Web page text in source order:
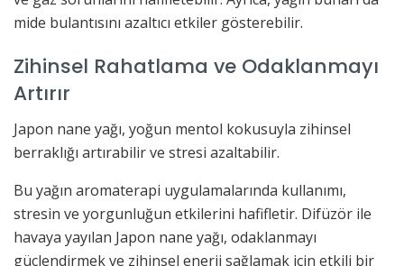
mide bulantısını azaltıcı etkiler gösterebilir.
Zihinsel Rahatlama ve Odaklanmayı
Artırır
Japon nane yağı, yoğun mentol kokusuyla zihinsel
berraklığı artırabilir ve stresi azaltabilir.
Bu yağın aromaterapi uygulamalarında kullanımı,
stresin ve yorgunluğun etkilerini hafifletir. Difüzör ile
havaya yayılan Japon nane yağı, odaklanmayı
güçlendirmek ve zihinsel enerji sağlamak için etkili bir